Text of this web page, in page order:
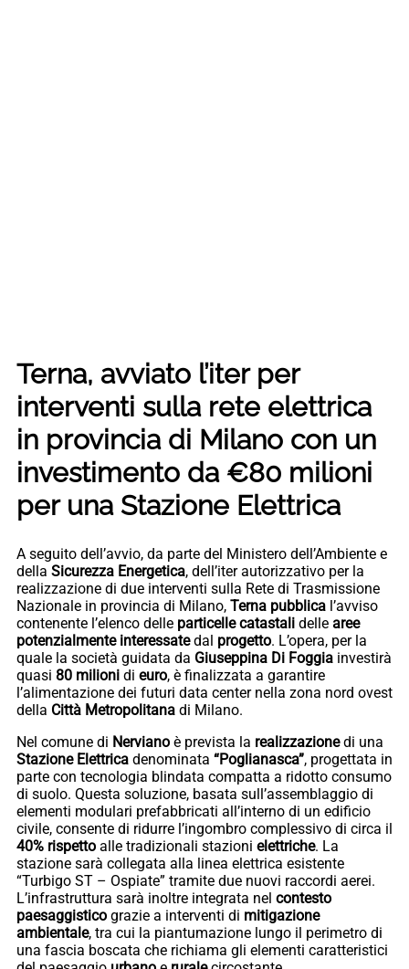
Terna, avviato l’iter per
interventi sulla rete elettrica
in provincia di Milano con un
investimento da €80 milioni
per una Stazione Elettrica
A seguito dell’avvio, da parte del Ministero dell’Ambiente e
della Sicurezza Energetica, dell’iter autorizzativo per la
realizzazione di due interventi sulla Rete di Trasmissione
Nazionale in provincia di Milano, Terna pubblica l’avviso
contenente l’elenco delle particelle catastali delle aree
potenzialmente interessatedal progetto. L’opera, per la
quale la società guidata da Giuseppina Di Foggia investirà
quasi 80 milioni di euro, è finalizzata a garantire
l’alimentazione dei futuri data center nella zona nord ovest
della Città Metropolitana di Milano.
Nel comune di Nerviano è prevista la realizzazionedi una
Stazione Elettrica denominata “Poglianasca”, progettata in
parte con tecnologia blindata compatta a ridotto consumo
di suolo. Questa soluzione, basata sull’assemblaggio di
elementi modulari prefabbricati all’interno di un edificio
civile, consente di ridurre l’ingombro complessivo di circa il
40% rispetto alle tradizionali stazioni elettriche. La
stazione sarà collegata alla linea elettrica esistente
“Turbigo ST – Ospiate” tramite due nuovi raccordi aerei.
L’infrastruttura sarà inoltre integrata nel contesto
paesaggistico grazie a interventi di mitigazione
ambientale, tra cui la piantumazione lungo il perimetro di
una fascia boscata che richiama gli elementi caratteristici